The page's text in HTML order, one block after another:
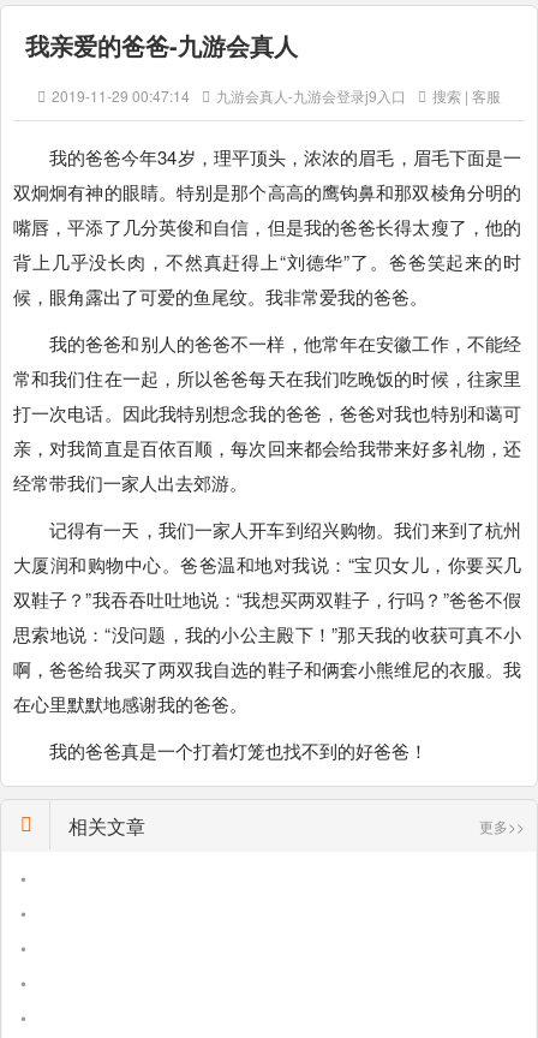
我亲爱的爸爸-九游会真人
2019-11-29 00:47:14 九游会真人-九游会登录j9入口 搜索 | 客服
我的爸爸今年34岁，理平顶头，浓浓的眉毛，眉毛下面是一
双炯炯有神的眼睛。特别是那个高高的鹰钩鼻和那双棱角分明的
嘴唇，平添了几分英俊和自信，但是我的爸爸长得太瘦了，他的
背上几乎没长肉，不然真赶得上“刘德华”了。爸爸笑起来的时
候，眼角露出了可爱的鱼尾纹。我非常爱我的爸爸。
我的爸爸和别人的爸爸不一样，他常年在安徽工作，不能经
常和我们住在一起，所以爸爸每天在我们吃晚饭的时候，往家里
打一次电话。因此我特别想念我的爸爸，爸爸对我也特别和蔼可
亲，对我简直是百依百顺，每次回来都会给我带来好多礼物，还
经常带我们一家人出去郊游。
记得有一天，我们一家人开车到绍兴购物。我们来到了杭州
大厦润和购物中心。爸爸温和地对我说：“宝贝女儿，你要买几
双鞋子？”我吞吞吐吐地说：“我想买两双鞋子，行吗？”爸爸不假
思索地说：“没问题，我的小公主殿下！”那天我的收获可真不小
啊，爸爸给我买了两双我自选的鞋子和俩套小熊维尼的衣服。我
在心里默默地感谢我的爸爸。
我的爸爸真是一个打着灯笼也找不到的好爸爸！
相关文章 更多>>
•
•
•
•
•